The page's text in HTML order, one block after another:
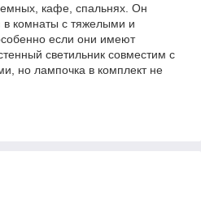
кафе, спальнях. Он
комнаты с тяжелыми и
если они имеют
светильник совместим с
но лампочка в комплект не